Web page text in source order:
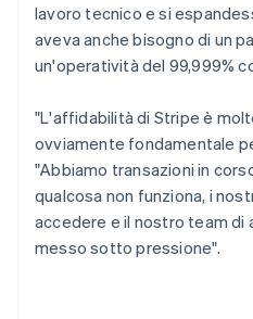
lavoro tecnico e si
aveva anche bisogno di un
un'operatività del 99,999%
"L'affidabilità di Stripe è
ovviamente fondamentale
"Abbiamo transazioni in
qualcosa non funziona, i
accedere e il nostro team di
messo sotto pressione".